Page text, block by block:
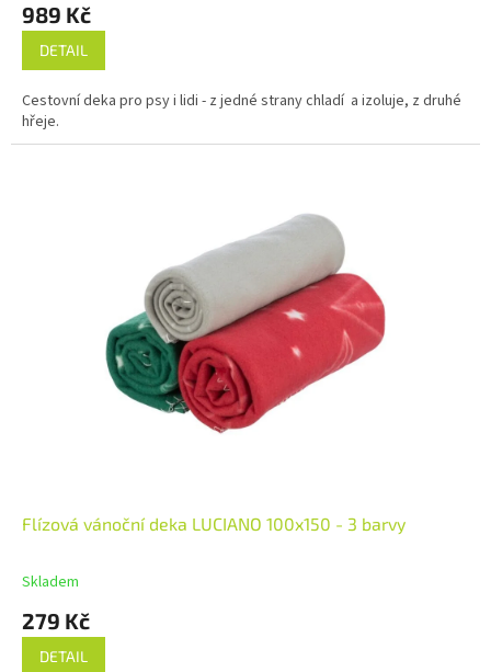
989 Kč
DETAIL
Cestovní deka pro psy i lidi - z jedné strany chladí a izoluje, z druhé
hřeje.
Flízová vánoční deka LUCIANO 100x150 - 3 barvy
Skladem
279 Kč
DETAIL